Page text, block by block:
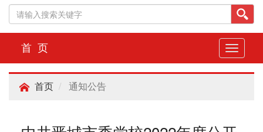
切
换
导
首 页
首页 通知公告